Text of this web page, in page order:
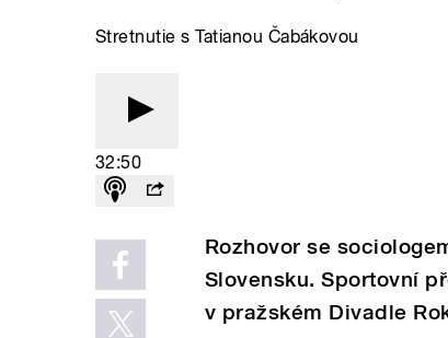
Stretnutie s Tatianou Čabákovou
32:50
Rozhovor se
Slovensku. Sportovní
v pražském Divadle